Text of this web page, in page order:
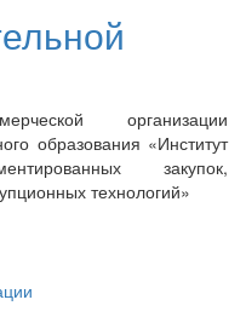
организации
образования «Институт
закупок,
технологий»